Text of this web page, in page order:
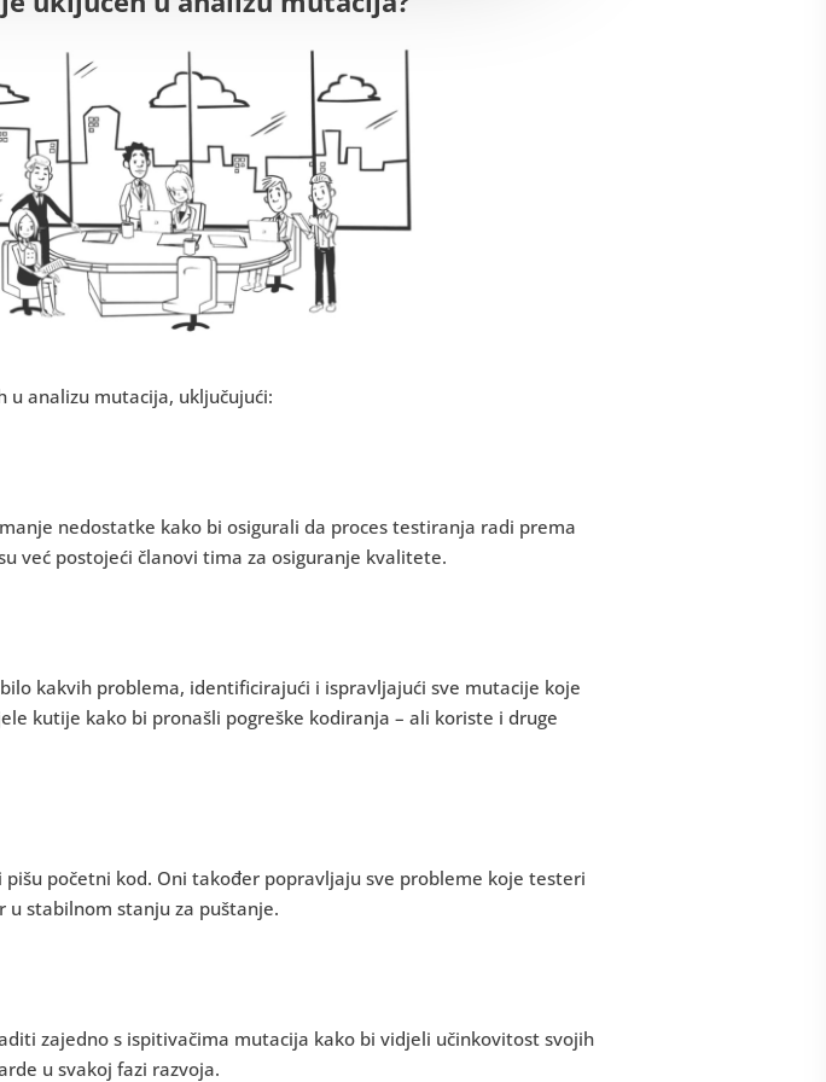
u analizu mutacija, uključujući:
nedostatke kako bi osigurali da proces testiranja radi prema
već postojeći članovi tima za osiguranje kvalitete.
kakvih problema, identificirajući i ispravljajući sve mutacije koje
kutije kako bi pronašli pogreške kodiranja – ali koriste i druge
početni kod. Oni također popravljaju sve probleme koje testeri
u stabilnom stanju za puštanje.
zajedno s ispitivačima mutacija kako bi vidjeli učinkovitost svojih
u svakoj fazi razvoja.